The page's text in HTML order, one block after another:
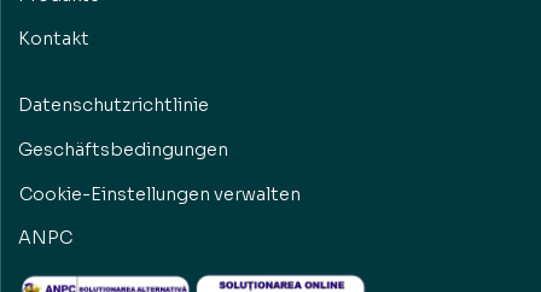
Kontakt
Datenschutzrichtlinie
Geschäftsbedingungen
Cookie-Einstellungen verwalten
ANPC